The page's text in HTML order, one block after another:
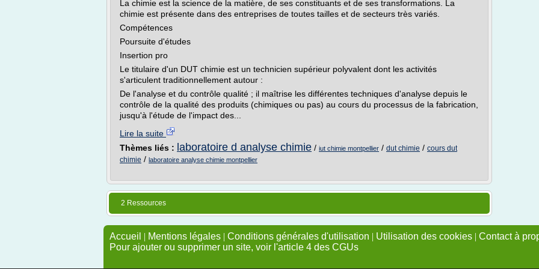
La chimie est la science de la matière, de ses constituants et de ses transformations. La
chimie est présente dans des entreprises de toutes tailles et de secteurs très variés.
Compétences
Poursuite d'études
Insertion pro
Le titulaire d'un DUT chimie est un technicien supérieur polyvalent dont les activités
s'articulent traditionnellement autour :
De l'analyse et du contrôle qualité ; il maîtrise les différentes techniques d'analyse depuis le
contrôle de la qualité des produits (chimiques ou pas) au cours du processus de la fabrication,
jusqu'à l'étude de l'impact des...
Lire la suite
Thèmes liés : laboratoire d analyse chimie / iut chimie montpellier / dut chimie / cours dut
chimie / laboratoire analyse chimie montpellier
2 Ressources
Accueil | Mentions légales | Conditions générales d'utilisation | Utilisation des cookies | Contact à
Pour ajouter ou supprimer un site, voir l'article 4 des CGUs